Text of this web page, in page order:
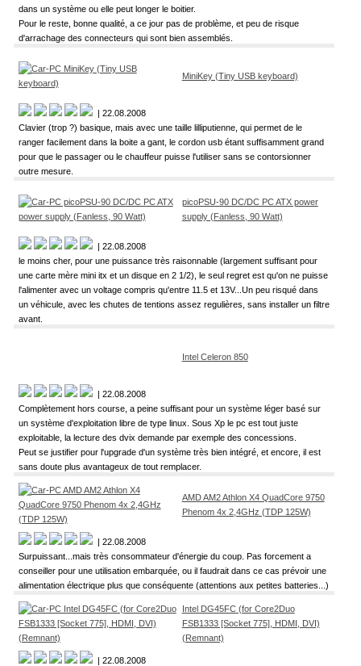
dans un système ou elle peut longer le boitier.
Pour le reste, bonne qualité, a ce jour pas de problème, et peu de risque
d'arrachage des connecteurs qui sont bien assemblés.
MiniKey (Tiny USB keyboard)
| 22.08.2008
Clavier (trop ?) basique, mais avec une taille lilliputienne, qui permet de le
ranger facilement dans la boite a gant, le cordon usb étant suffisamment grand
pour que le passager ou le chauffeur puisse l'utiliser sans se contorsionner
outre mesure.
picoPSU-90 DC/DC PC ATX power
supply (Fanless, 90 Watt)
| 22.08.2008
le moins cher, pour une puissance très raisonnable (largement suffisant pour
une carte mère mini itx et un disque en 2 1/2), le seul regret est qu'on ne puisse
l'alimenter avec un voltage compris qu'entre 11.5 et 13V...Un peu risqué dans
un véhicule, avec les chutes de tentions assez regulières, sans installer un filtre
avant.
Intel Celeron 850
| 22.08.2008
Complètement hors course, a peine suffisant pour un système léger basé sur
un système d'exploitation libre de type linux. Sous Xp le pc est tout juste
exploitable, la lecture des dvix demande par exemple des concessions.
Peut se justifier pour l'upgrade d'un système très bien intégré, et encore, il est
sans doute plus avantageux de tout remplacer.
AMD AM2 Athlon X4 QuadCore 9750
Phenom 4x 2,4GHz (TDP 125W)
| 22.08.2008
Surpuissant...mais très consommateur d'énergie du coup. Pas forcement a
conseiller pour une utilisation embarquée, ou il faudrait dans ce cas prévoir une
alimentation électrique plus que conséquente (attentions aux petites batteries...)
Intel DG45FC (for Core2Duo
FSB1333 [Socket 775], HDMI, DVI)
(Remnant)
| 22.08.2008